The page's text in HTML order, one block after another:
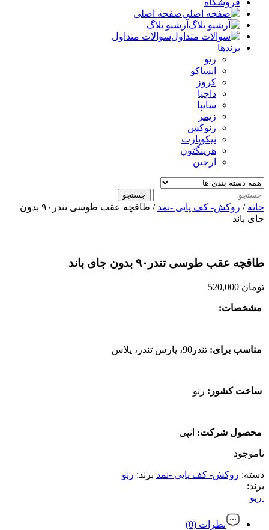
فروشگاه
صفحه اصلی
آرشیو بلاگ
سوالات متداول
برندها
رنو
ایساکو
کروز
داچیا
سایپا
زیمر
رنوکس
نیکوپارت
هرینگتون
ارجین
جستجو
خانه / روکش- کف پایی -نمد
/ طاقچه عقب طوسی تندر۹۰ بدون
جای باند
طاقچه عقب طوسی تندر۹۰ بدون جای باند
تومان
مشخصات:
مناسب برای: تندر90، پارس تندر، پلاس
ساخت کشور: رنو
محصول شرکت: انپی
ناموجود
دسته: روکش- کف پایی -نمد برند: رنو
برند:
رنو
نظرات (0)